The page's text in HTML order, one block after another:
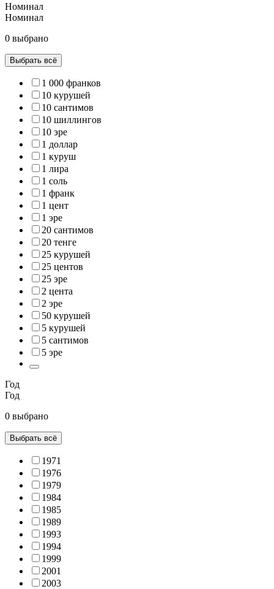
Номинал
Номинал
0 выбрано
Выбрать всё
1 000 франков
10 курушей
10 сантимов
10 шиллингов
10 эре
1 доллар
1 куруш
1 лира
1 соль
1 франк
1 цент
1 эре
20 сантимов
20 тенге
25 курушей
25 центов
25 эре
2 цента
2 эре
50 курушей
5 курушей
5 сантимов
5 эре
Год
Год
0 выбрано
Выбрать всё
1971
1976
1979
1984
1985
1989
1993
1994
1999
2001
2003